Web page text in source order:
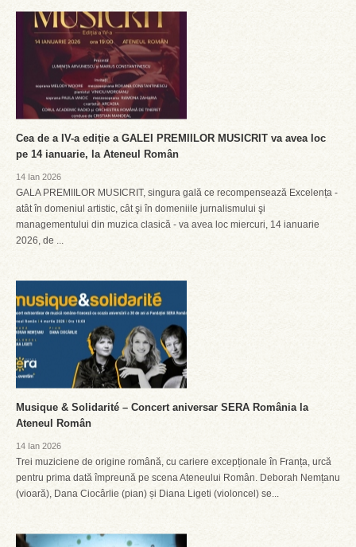
Cea de a IV-a ediție a GALEI PREMIILOR MUSICRIT va avea loc
pe 14 ianuarie, la Ateneul Român
14 Ian 2026
GALA PREMIILOR MUSICRIT, singura gală ce recompensează Excelența -
atât în domeniul artistic, cât şi în domeniile jurnalismului şi
managementului din muzica clasică - va avea loc miercuri, 14 ianuarie
2026, de ...
Musique & Solidarité – Concert aniversar SERA România la
Ateneul Român
14 Ian 2026
Trei muziciene de origine română, cu cariere excepționale în Franța, urcă
pentru prima dată împreună pe scena Ateneului Român. Deborah Nemțanu
(vioară), Dana Ciocârlie (pian) și Diana Ligeti (violoncel) se...